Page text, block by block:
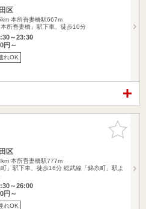
区
本所吾妻橋駅667m
所吾妻橋」駅下車、徒歩10分
～23:30
円～
れOK
お気に入
りに追加
区
本所吾妻橋駅777m
」駅下車、徒歩16分 総武線「錦糸町」駅よ
～26:00
円～
れOK